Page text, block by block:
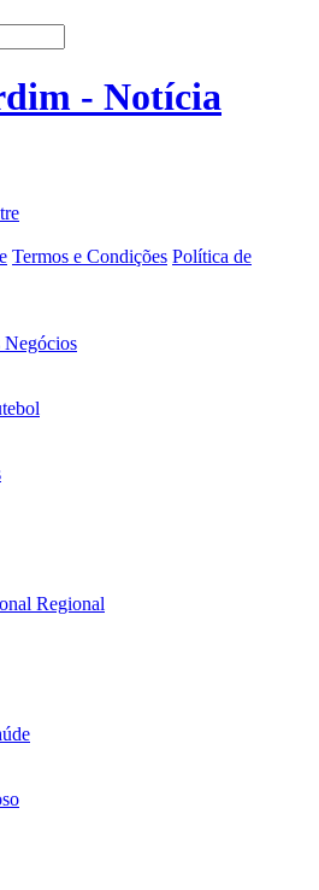
Termos e Condições Política de
Negócios
Regional